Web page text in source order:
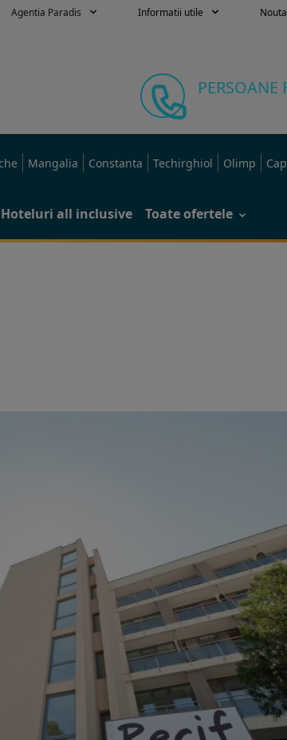
Agentia Paradis Informatii utile
PERSOANE
Mangalia Constanta Techirghiol Olimp
Hoteluri all inclusive Toate ofertele